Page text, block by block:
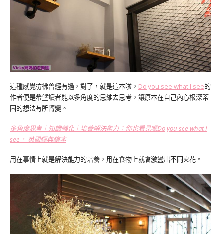
這種感覺彷彿曾經有過，對了，就是這本啦， Do you see what I see的
作者便是希望讀者能以多角度的思維去思考，讓原本在自己內心根深蒂
固的想法有所轉變。
多角度思考︱知識轉化︱培養解決能力：你也看見嗎Do you see what I
see， 英國經典繪本
用在事情上就是解決能力的培養，用在食物上就會激盪出不同火花。